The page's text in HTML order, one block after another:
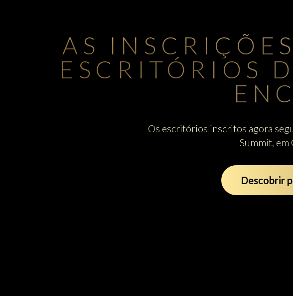
AS
ESCRITÓRIOS
Os escritórios inscritos agora
Summit, em
Descobrir